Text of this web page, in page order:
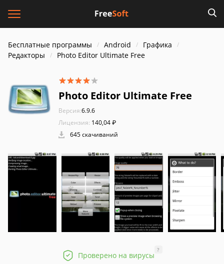
Бесплатные программы Android
Графика
Редакторы
Photo Editor Ultimate Free
Photo Editor Ultimate Free
Версия:6.9.6
Лицензия: 140,04 ₽
645 скачиваний
Проверено на вирусы
?